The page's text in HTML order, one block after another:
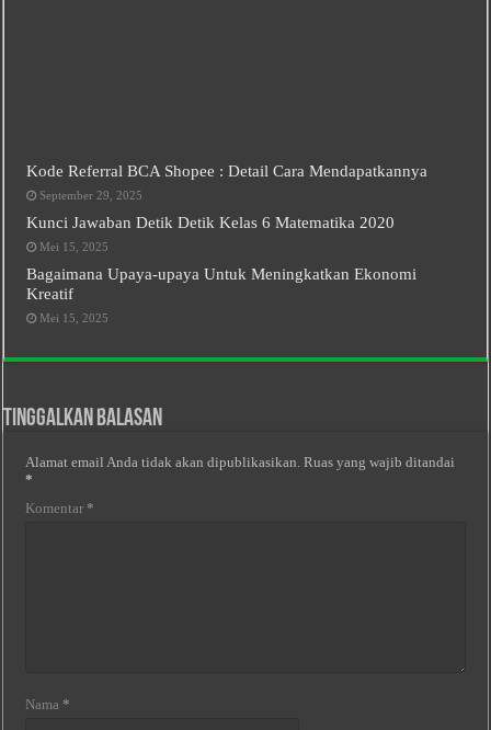
Kode Referral BCA Shopee : Detail Cara Mendapatkannya
September 29, 2025
Kunci Jawaban Detik Detik Kelas 6 Matematika 2020
Mei 15, 2025
Bagaimana Upaya-upaya Untuk Meningkatkan Ekonomi
Kreatif
Mei 15, 2025
Tinggalkan Balasan
Alamat email Anda tidak akan dipublikasikan. Ruas yang wajib ditandai
*
Komentar *
Nama *